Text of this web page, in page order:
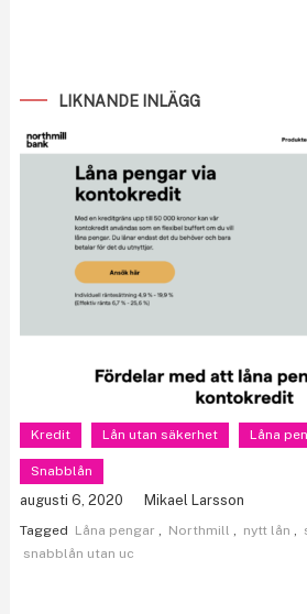
LIKNANDE INLÄGG
Kredit Lån utan säkerhet Låna
Snabblån
augusti 6, 2020 Mikael Larsson
Tagged Låna pengar , Northmill , nytt lån ,
snabblån utan uc